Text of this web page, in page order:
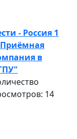
- Россия 1
в
14